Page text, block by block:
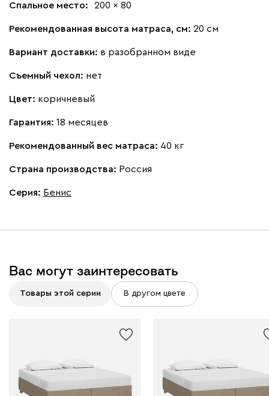
Спальное место: 200 x 80
Рекомендованная высота матраса, см: 20 см
Вариант доставки: в разобранном виде
Съемный чехол: нет
Цвет: коричневый
Гарантия: 18 месяцев
Рекомендованный вес матраса: 40 кг
Страна производства: Россия
Серия: Бенис
Вас могут заинтересовать
Товары этой серии В другом цвете